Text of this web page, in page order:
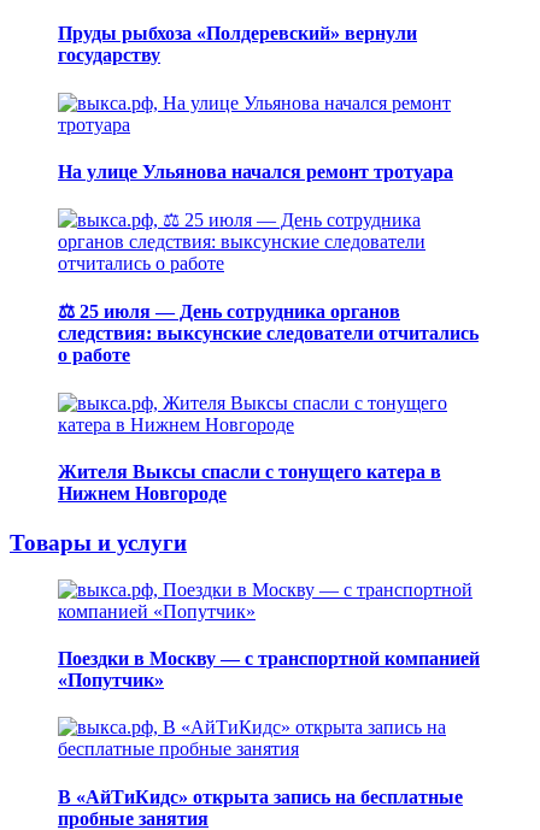
Пруды рыбхоза «Полдеревский» вернули
государству
На улице Ульянова начался ремонт тротуара
⚖️ 25 июля — День сотрудника органов
следствия: выксунские следователи отчитались
о работе
Жителя Выксы спасли с тонущего катера в
Нижнем Новгороде
Товары и услуги
Поездки в Москву — с транспортной компанией
«Попутчик»
В «АйТиКидс» открыта запись на бесплатные
пробные занятия